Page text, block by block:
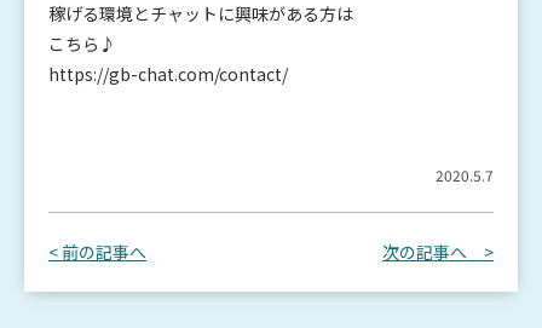
稼げる環境とチャットに興味がある方は
こちら♪
https://gb-chat.com/contact/
2020.5.7
< 前の記事へ 次の記事へ >